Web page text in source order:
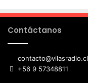
Contáctanos
contacto@vilasradio.cl
+56 9 57348811